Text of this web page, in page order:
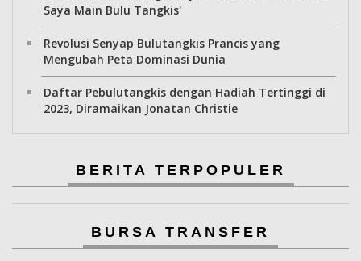
Saya Main Bulu Tangkis'
Revolusi Senyap Bulutangkis Prancis yang
Mengubah Peta Dominasi Dunia
Daftar Pebulutangkis dengan Hadiah Tertinggi di
2023, Diramaikan Jonatan Christie
BERITA TERPOPULER
BURSA TRANSFER